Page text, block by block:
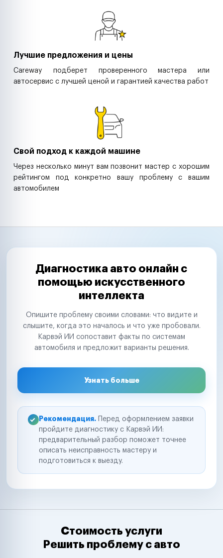
Лучшие предложения и цены
Careway подберет проверенного мастера или
автосервис с лучшей ценой и гарантией качества работ
Свой подход к каждой машине
Через несколько минут вам позвонит мастер с хорошим
рейтингом под конкретно вашу проблему с вашим
автомобилем
Диагностика авто онлайн с
помощью искусственного
интеллекта
Опишите проблему своими словами: что видите и
слышите, когда это началось и что уже пробовали.
Карвэй ИИ сопоставит факты по системам
автомобиля и предложит варианты решения.
Узнать больше
Рекомендация. Перед оформлением заявки
пройдите диагностику с Карвэй ИИ:
предварительный разбор поможет точнее
описать неисправность мастеру и
подготовиться к выезду.
Стоимость услуги
Решить проблему с авто